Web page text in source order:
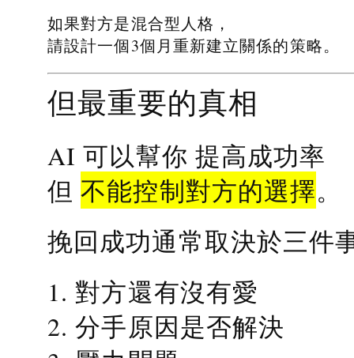
如果對方是混合型人格，
請設計一個3個月重新建立關係的策略。
但最重要的真相
AI 可以幫你 提高成功率
但不能控制對方的選擇。
挽回成功通常取決於三件
1. 對方還有沒有愛
2. 分手原因是否解決